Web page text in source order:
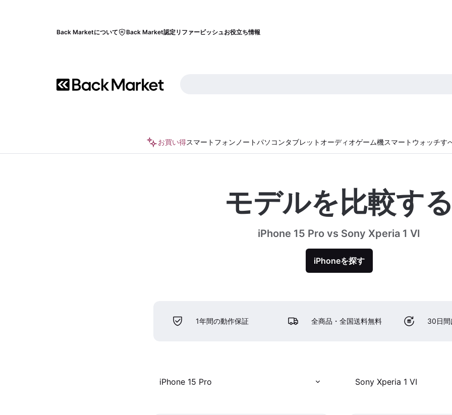
Back Marketについて Back Market認定リファービッシュお役立ち情報
お買い得スマートフォン ノートパソコンタブレット オーディオゲーム機スマートウォッチす
モデルを比較す
iPhone 15 Pro vs Sony Xperia 1 VI
iPhoneを探す
1年間の動作保証 全商品・全国送料無料 30日間
iPhone 15 Pro Sony Xperia 1 VI